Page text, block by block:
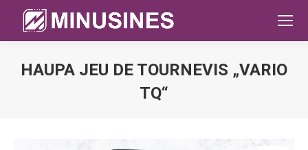
HAUPA JEU DE TOURNEVIS „VARIO
TQ“